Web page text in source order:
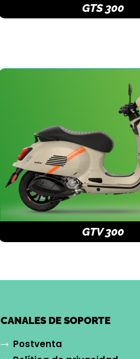
GTS 300
GTV 300
CANALES DE SOPORTE
Postventa